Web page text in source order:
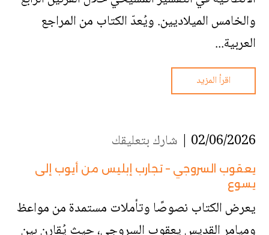
والخامس الميلاديين. ويُعدّ الكتاب من المراجع
العربية...
اقرأ المزيد
02/06/2026 | شارك بتعليقك
يعقوب السروجي – تجارب إبليس من أيوب إلى
يسوع
يعرض الكتاب نصوصًا وتأملات مستمدة من مواعظ